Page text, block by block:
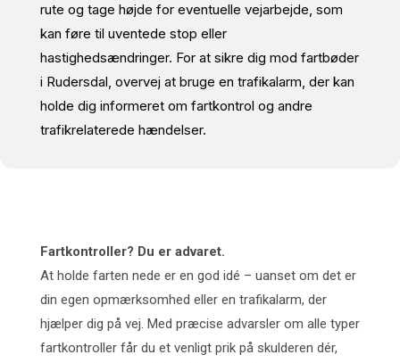
rute og tage højde for eventuelle vejarbejde, som
kan føre til uventede stop eller
hastighedsændringer. For at sikre dig mod fartbøder
i Rudersdal, overvej at bruge en trafikalarm, der kan
holde dig informeret om fartkontrol og andre
trafikrelaterede hændelser.
Fartkontroller? Du er advaret.
At holde farten nede er en god idé – uanset om det er
din egen opmærksomhed eller en trafikalarm, der
hjælper dig på vej. Med præcise advarsler om alle typer
fartkontroller får du et venligt prik på skulderen dér,